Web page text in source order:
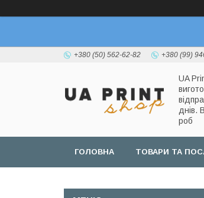
+380 (50) 562-62-82 +380 (99)
UA
днів.
роб
ГОЛОВНА ТОВАРИ ТА